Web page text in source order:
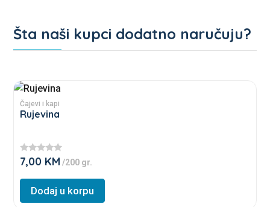
Šta naši kupci dodatno naručuju?
Čajevi i kapi
Rujevina
★
★
★
7,00 KM /200 gr.
This
product
has
variants.
The
options
may
Dodaj u korpu